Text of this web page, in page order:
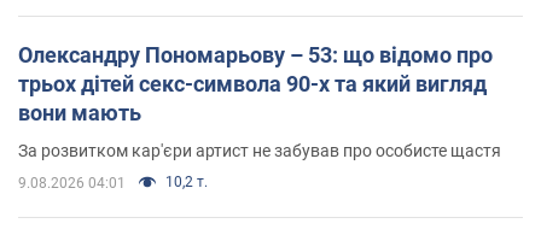
Олександру Пономарьову – 53: що відомо про
трьох дітей секс-символа 90-х та який вигляд
вони мають
За розвитком кар'єри артист не забував про особисте щастя
9.08.2026 04:01 10,2 т.